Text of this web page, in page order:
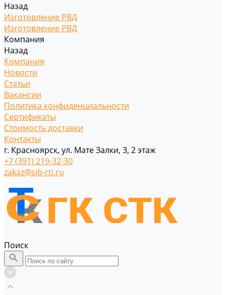
Назад
Изготовление РВД
Изготовление РВД
Компания
Назад
Компания
Новости
Статьи
Вакансии
Политика конфиденциальности
Сертификаты
Стоимость доставки
Контакты
г. Красноярск, ул. Мате Залки, 3, 2 этаж
+7 (391) 219-32-30
zakaz@sib-rti.ru
Поиск